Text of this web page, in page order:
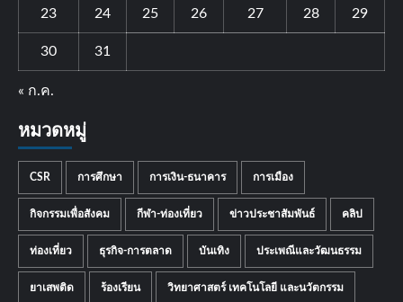
23 24 25 26 27 28 29
30 31
« ก.ค.
หมวดหมู่
CSR การศึกษา การเงิน-ธนาคาร การเมือง
กิจกรรมเพื่อสังคม กีฬา-ท่องเที่ยว ข่าวประชาสัมพันธ์ คลิป
ท่องเที่ยว ธุรกิจ-การตลาด บันเทิง ประเพณีและวัฒนธรรม
ยาเสพติด ร้องเรียน วิทยาศาสตร์ เทคโนโลยี และนวัตกรรม